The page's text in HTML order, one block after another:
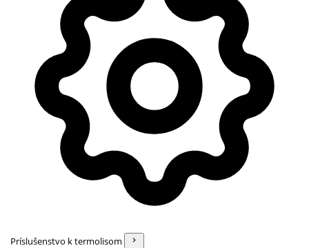
Príslušenstvo k termolisom